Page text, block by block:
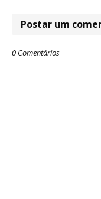
Postar um
0 Comentários